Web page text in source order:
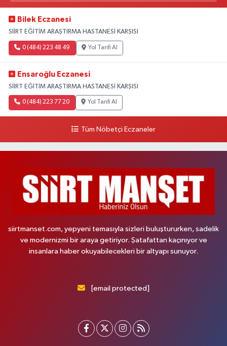
Bilek Eczanesi
SİİRT EĞİTİM ARAŞTIRMA HASTANESİ KARŞISI
0 (484) 223 48 49 Yol Tarifi Al
Ensaroğlu Eczanesi
SİİRT EĞİTİM ARAŞTIRMA HASTANESİ KARŞISI
0 (484) 223 77 20 Yol Tarifi Al
Tüm Nöbetçi Eczaneler
siirtmanset.com, yepyeni temasıyla sizleri buluştururken, sadelik
ve modernizmi bir araya getiriyor. Şatafattan kaçınıyor ve
insanlara haber okuyabilecekleri bir altyapı sunuyor.
[email protected]